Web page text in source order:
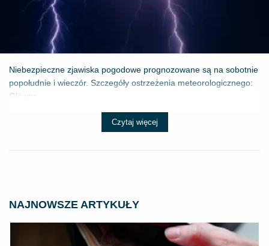
Niebezpieczne zjawiska pogodowe prognozowane są na sobotnie
popołudnie i wieczór. Szczegóły ostrzeżenia meteorologicznego:
Główne ...
Czytaj więcej
NAJNOWSZE ARTYKUŁY